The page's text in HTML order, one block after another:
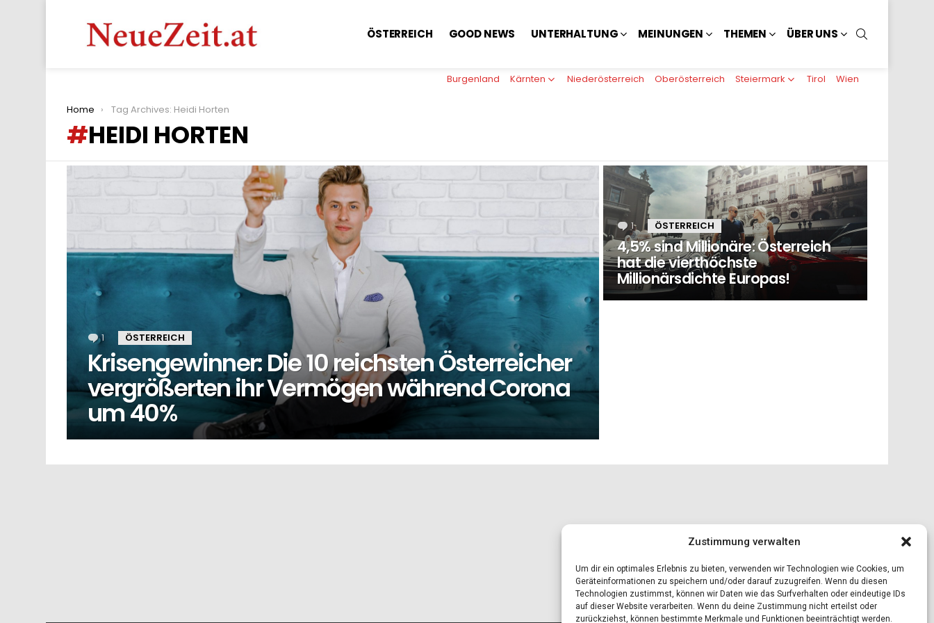
Zustimmung verwalten
Um dir ein optimales Erlebnis zu bieten, verwenden wir Technologien wie Cookies, um
Geräteinformationen zu speichern und/oder darauf zuzugreifen. Wenn du diesen
Technologien zustimmst, können wir Daten wie das Surfverhalten oder eindeutige IDs
auf dieser Website verarbeiten. Wenn du deine Zustimmung nicht erteilst oder
zurückziehst, können bestimmte Merkmale und Funktionen beeinträchtigt werden.
ÖSTERREICH GOOD NEWS UNTERHALTUNG MEINUNGEN THEMEN ÜBER UNS
Burgenland Kärnten Niederösterreich Oberösterreich Steiermark Tirol Wien
You are here:
Home Tag Archives: Heidi Horten
HEIDI HORTEN
LATEST
1 Kommentar
ÖSTERREICH
Krisengewinner: Die 10 reichsten Österreicher
vergrößerten ihr Vermögen während Corona
um 40%
1 Kommentar
ÖSTERREICH
4,5% sind Millionäre: Österreich
hat die vierthöchste
Millionärsdichte Europas!